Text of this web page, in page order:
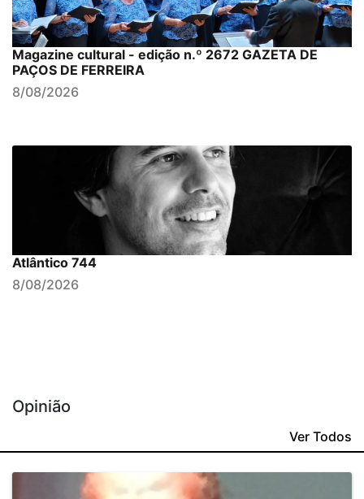
Magazine cultural - edição n.º 2672 GAZETA DE
PAÇOS DE FERREIRA
8/08/2026
Atlântico 744
8/08/2026
Opinião
Ver Todos